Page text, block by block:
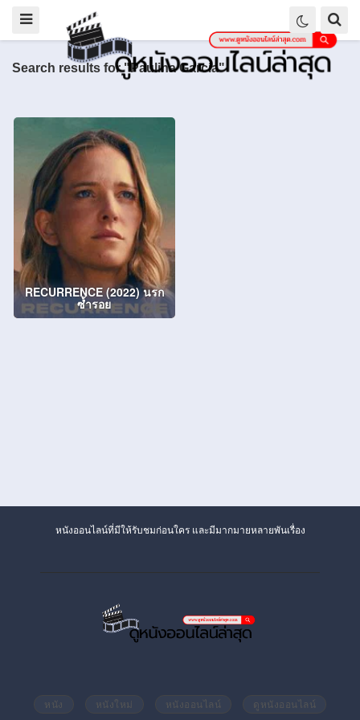
Search results for "Paulina García"
RECURRENCE (2022) นรก
ซ้ำรอย
หนังออนไลน์ที่มีให้รับชมก่อนใคร และมีมากมายหลายพันเรื่อง
หนัง หนังใหม่ หนังออนไลน์ ดูหนังออนไลน์